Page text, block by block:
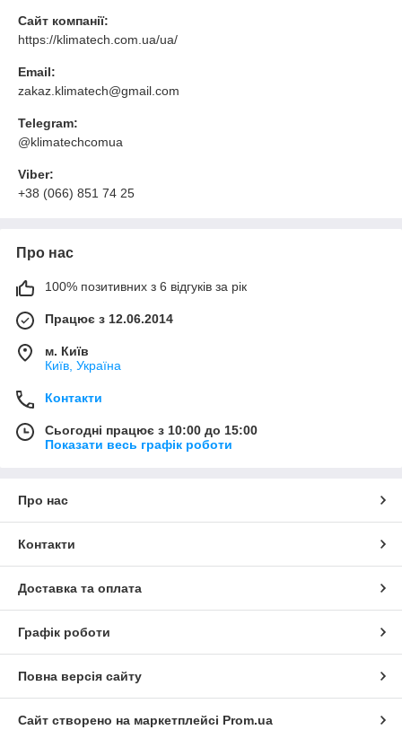
Сайт компанії:
https://klimatech.com.ua/ua/
Email:
zakaz.klimatech@gmail.com
Telegram:
@klimatechcomua
Viber:
+38 (066) 851 74 25
Про нас
100% позитивних з 6 відгуків за рік
Працює з 12.06.2014
м. Київ
Київ, Україна
Контакти
Сьогодні працює з 10:00 до 15:00
Показати весь графік роботи
Про нас
Контакти
Доставка та оплата
Графік роботи
Повна версія сайту
Сайт створено на маркетплейсі Prom.ua